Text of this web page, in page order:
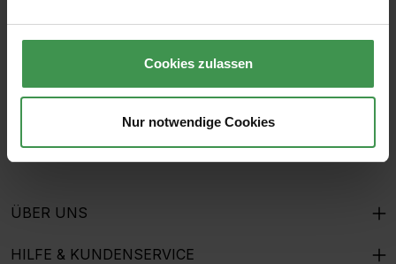
Cookies zulassen
Nur notwendige Cookies
E-Mail-Adresse*
genommen und dieAGBgelesen und bin mit ihnen
einverstanden.
ÜBER UNS
HILFE & KUNDENSERVICE